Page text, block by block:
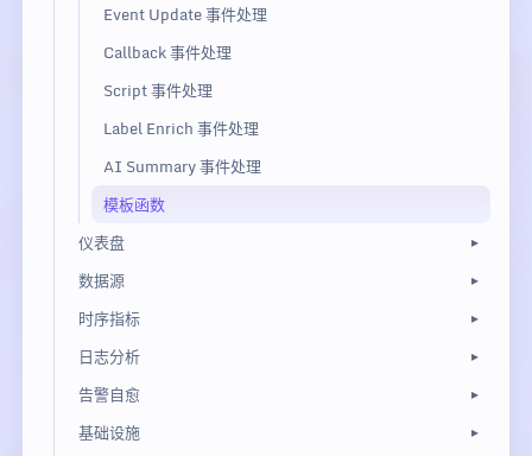
Event Update 事件处理
Callback 事件处理
Script 事件处理
Label Enrich 事件处理
AI Summary 事件处理
模板函数
仪表盘
数据源
时序指标
日志分析
告警自愈
基础设施